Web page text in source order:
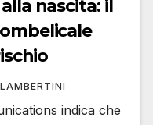
nascita: il
indica che